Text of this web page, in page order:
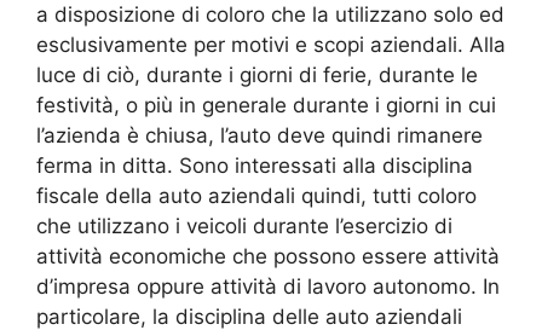
a disposizione di coloro che la utilizzano solo ed
esclusivamente per motivi e scopi aziendali. Alla
luce di ciò, durante i giorni di ferie, durante le
festività, o più in generale durante i giorni in cui
l’azienda è chiusa, l’auto deve quindi rimanere
ferma in ditta. Sono interessati alla disciplina
fiscale della auto aziendali quindi, tutti coloro
che utilizzano i veicoli durante l’esercizio di
attività economiche che possono essere attività
d’impresa oppure attività di lavoro autonomo. In
particolare, la disciplina delle auto aziendali